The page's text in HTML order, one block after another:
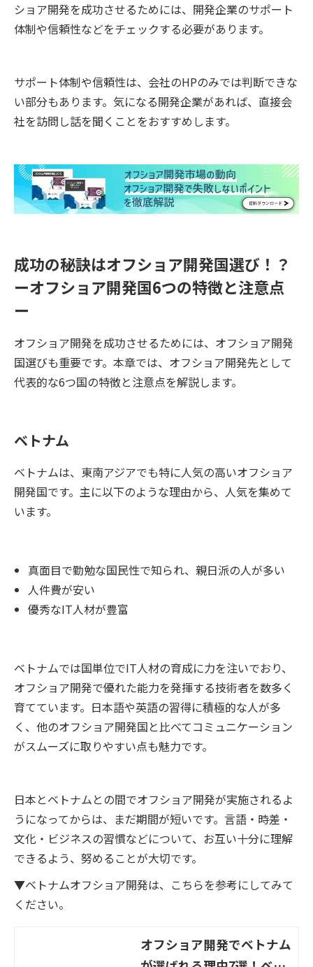
ショア開発を成功させるためには、開発企業のサポート
体制や信頼性などをチェックする必要があります。
サポート体制や信頼性は、会社のHPのみでは判断できな
い部分もあります。気になる開発企業があれば、直接会
社を訪問し話を聞くことをおすすめします。
成功の秘訣はオフショア開発国選び！？
ーオフショア開発国6つの特徴と注意点
ー
オフショア開発を成功させるためには、オフショア開発
国選びも重要です。本章では、オフショア開発先として
代表的な6つ国の特徴と注意点を解説します。
ベトナム
ベトナムは、東南アジアでも特に人気の高いオフショア
開発国です。主に以下のような理由から、人気を集めて
います。
真面目で勤勉な国民性で知られ、親日派の人が多い
人件費が安い
優秀なIT人材が豊富
ベトナムでは国単位でIT人材の育成に力を注いでおり、
オフショア開発で優れた能力を発揮する技術者を数多く
育てています。日本語や英語の習得に積極的な人が多
く、他のオフショア開発国と比べてコミュニケーション
がスムーズに取りやすい点も魅力です。
日本とベトナムとの間でオフショア開発が実施されるよ
うになってからは、まだ期間が短いです。言語・時差・
文化・ビジネスの習慣などについて、お互い十分に理解
できるよう、努めることが大切です。
▼ベトナムオフショア開発は、こちらを参考にしてみて
ください。
オフショア開発でベトナム